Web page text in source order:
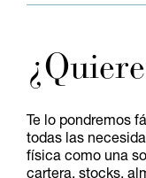
Te lo pondremos
todas las
física como una
cartera, stocks,